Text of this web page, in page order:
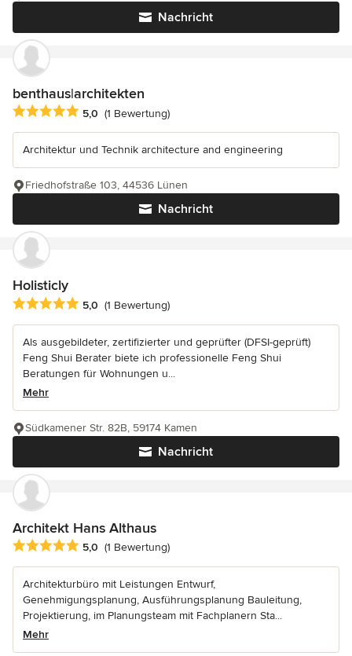
Nachricht
benthaus|architekten
Durchschnittliche Bewertung: 5 von 5 Sternen
5,0 (1 Bewertung)
Architektur und Technik architecture and engineering
Nachricht
Friedhofstraße 103, 44536 Lünen
Holisticly
Durchschnittliche Bewertung: 5 von 5 Sternen
5,0 (1 Bewertung)
Als ausgebildeter, zertifizierter und geprüfter (DFSI-geprüft)
Feng Shui Berater biete ich professionelle Feng Shui
Beratungen für Wohnungen u...
Mehr
Nachricht
Südkamener Str. 82B, 59174 Kamen
Architekt Hans Althaus
Durchschnittliche Bewertung: 5 von 5 Sternen
5,0 (1 Bewertung)
Architekturbüro mit Leistungen Entwurf,
Genehmigungsplanung, Ausführungsplanung Bauleitung,
Projektierung, im Planungsteam mit Fachplanern Sta...
Mehr